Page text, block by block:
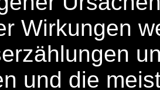
Wirkungen
und die